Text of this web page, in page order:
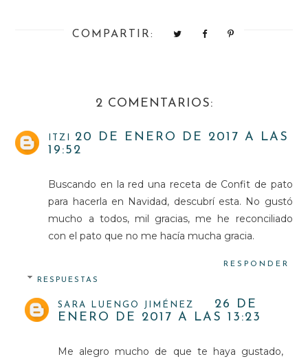
COMPARTIR:
2 COMENTARIOS:
ITZI
20 DE ENERO DE 2017 A LAS
19:52
Buscando en la red una receta de Confit de pato
para hacerla en Navidad, descubrí esta. No gustó
mucho a todos, mil gracias, me he reconciliado
con el pato que no me hacía mucha gracia.
RESPONDER
RESPUESTAS
SARA LUENGO JIMÉNEZ
26 DE
ENERO DE 2017 A LAS 13:23
Me alegro mucho de que te haya gustado,